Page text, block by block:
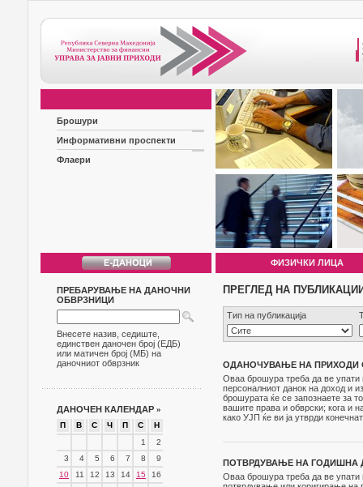
Брошури
Информативни проспекти
Флаери
ФИЗИЧКИ ЛИЦА
ПРЕБАРУВАЊЕ НА ДАНОЧНИ
ОБВРЗНИЦИ
Внесете назив, седиште,
единствен даночен број (ЕДБ)
или матичен број (МБ) на
даночниот обврзник
ДАНОЧЕН КАЛЕНДАР »
П В С Ч П С
Н
1
2
3
4 5 6 7 8
9
10
11 12 13 14 15
16
ПРЕГЛЕД НА
Тип на публикација
ОДАНОЧУВАЊЕ НА ПРИХОДИ
Оваа брошура треба да ве упати
персоналниот данок на доход и
брошурата ќе се запознаете за
вашите права и обврски; кога и
како УЈП ќе ви ја утврди
ПОТВРДУВАЊЕ НА ГОДИШНА
Оваа брошура треба да ве упати